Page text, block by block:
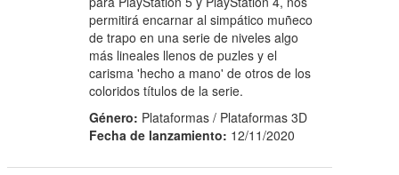
permitirá encarnar al simpático muñeco
de trapo en una serie de niveles algo
más lineales llenos de puzles y el
carisma 'hecho a mano' de otros de los
coloridos títulos de la serie.
Género: Plataformas / Plataformas 3D
Fecha de lanzamiento: 12/11/2020